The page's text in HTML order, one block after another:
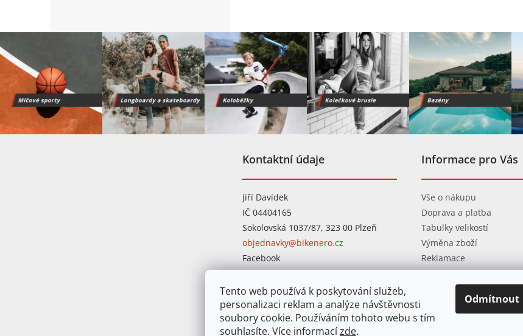
Tento web používá k poskytování služeb,
personalizaci reklam a analýze návštěvnosti
soubory cookie. Používáním tohoto webu s tím
souhlasíte. Více informacízde.
Odmítnout
Z
Kontaktní údaje
Jiří Davídek
IČ 04404165
Sokolovská 1037/87, 323 00 Plzeň
objednavky@bikenero.cz
Facebook
Instagram
Informace pro Vás
Vše o nákupu
Doprava a platba
Tabulky velikostí
Výměna zboží
Reklamace
Obchodní podmínky
Ochrana osobních údajů